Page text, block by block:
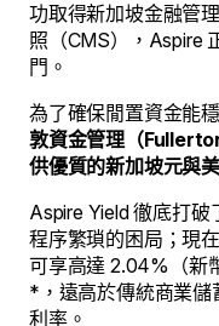
功取得新加坡金融管
照（CMS），Aspire
門。
為了確保閒置資金能
敦資金管理（
供優質的新加坡元與
Aspire Yield 徹底打破
程序繁瑣的困局；現
可享高達 2.04%（新
*，遠高於傳統商業儲
利率。